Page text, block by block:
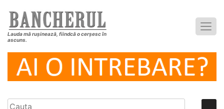
Lauda mă rușinează, fiindcă o cerșesc în
ascuns.